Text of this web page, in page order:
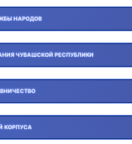
НАРОДОВ
ЧУВАШСКОЙ РЕСПУБЛИКИ
КОРПУСА